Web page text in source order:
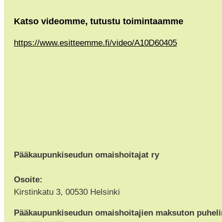
Katso videomme, tutustu toimintaamme
https://www.esitteemme.fi/video/A10D60405
Pääkaupunkiseudun omaishoitajat ry
Osoite:
Kirstinkatu 3, 00530 Helsinki
Pääkaupunkiseudun omaishoitajien maksuton